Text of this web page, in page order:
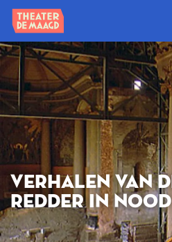
VERHALEN VAN
REDDER IN NOOD